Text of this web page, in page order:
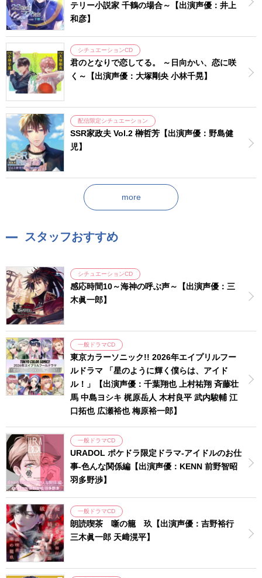
テリー小説家 千鶴の場合～【出演声優：井上
和彦】
シチュエーションCD
君のとなりで恋してる。 ～日向かい、恋に咲
く～【出演声優：大塚剛央 小林千晃】
配信限定シチュエーション
SSR家政夫 Vol.2 榊哲芳【出演声優：野島健
児】
more
スタッフおすすめ
シチュエーションCD
感応時間10～海神の呼ぶ声～【出演声優：三
木眞一郎】
一般ドラマCD
東京カラーソニック!! 2026年エイプリルフー
ルドラマ 「星のように輝く僕らは、アイド
ル！」【出演声優：千葉翔也 上村祐翔 斉藤壮
馬 中島ヨシキ 梶原岳人 木村良平 武内駿輔 江
口拓也 広瀬裕也 梅原裕一郎】
一般ドラマCD
URADOL ポケドラ限定ドラマ-アイドルのお仕
事-色んな関係編【出演声優：KENN 前野智昭
羽多野渉】
一般ドラマCD
朗読喫茶 噺の籠 玖【出演声優：吉野裕行
三木眞一郎 天﨑滉平】